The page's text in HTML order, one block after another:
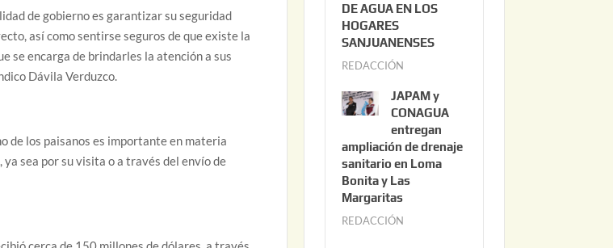
de gobierno es garantizar su seguridad
así como sentirse seguros de que existe la
se encarga de brindarles la atención a sus
Dávila Verduzco.
de los paisanos es importante en materia
sea por su visita o a través del envío de
0
DE AGUA EN LOS
HOGARES
SANJUANENSES
REDACCIÓN
l
i
o
2
2
JAPAM y
CONAGUA
entregan
ampliación de drenaje
sanitario en Loma
Bonita y Las
Margaritas
REDACCIÓN